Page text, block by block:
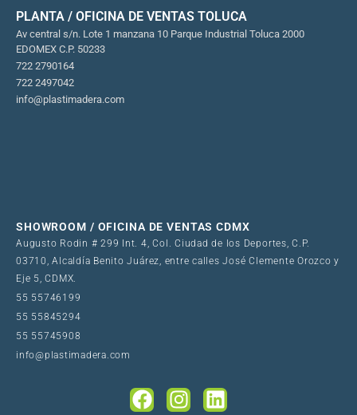
PLANTA / OFICINA DE VENTAS TOLUCA
Av central s/n. Lote 1 manzana 10 Parque Industrial Toluca 2000
EDOMEX C.P. 50233
722 2790164
722 2497042
info@plastimadera.com
SHOWROOM / OFICINA DE VENTAS CDMX
Augusto Rodin # 299 Int. 4, Col. Ciudad de los Deportes, C.P.
03710, Alcaldía Benito Juárez, entre calles José Clemente Orozco y
Eje 5, CDMX.
55 55746199
55 55845294
55 55745908
info@plastimadera.com